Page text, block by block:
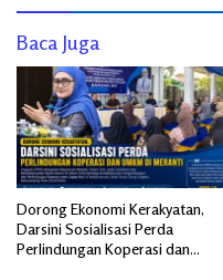
Baca Juga
Dorong Ekonomi Kerakyatan,
Darsini Sosialisasi Perda
Perlindungan Koperasi dan